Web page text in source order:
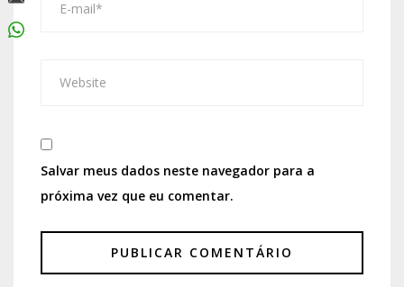
Salvar meus dados neste navegador para a
próxima vez que eu comentar.